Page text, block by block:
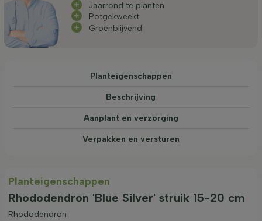
Jaarrond te planten
Potgekweekt
Groenblijvend
Planteigenschappen
Beschrijving
Aanplant en verzorging
Verpakken en versturen
Planteigenschappen
Rhododendron 'Blue Silver' struik 15-20 cm
Rhododendron